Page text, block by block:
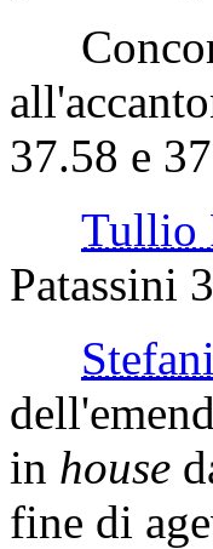
37.58 e
Tullio
Patassini
in house
fine di